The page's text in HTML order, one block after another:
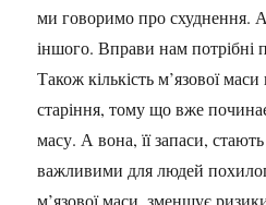
ми говоримо про схуднення.
іншого. Вправи нам потрібні
Також кількість м’язової
старіння, тому що вже
масу. А вона, її запаси,
важливими для людей
м’язової маси, зменшує